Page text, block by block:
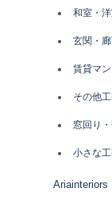
和室・
玄関・
賃貸マ
その他
窓回り
小さな